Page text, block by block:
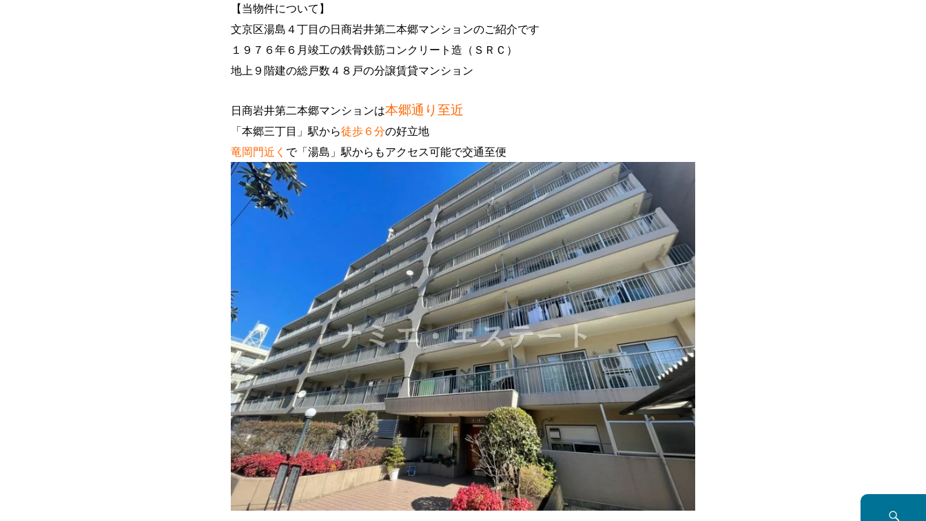
【当物件について】
文京区湯島４丁目の日商岩井第二本郷マンションのご紹介です
１９７６年６月竣工の鉄骨鉄筋コンクリート造（ＳＲＣ）
地上９階建の総戸数４８戸の分譲賃貸マンション
日商岩井第二本郷マンションは本郷通り至近
「本郷三丁目」駅から徒歩６分の好立地
竜岡門近く で「湯島」駅からもアクセス可能で交通至便